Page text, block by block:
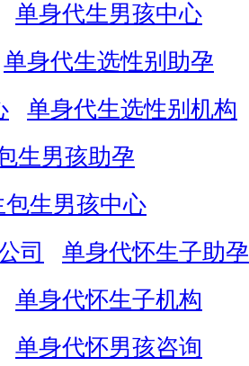
单身代生男孩中心
单身代生选性别助孕
单身代生选性别机构
生男孩助孕
生男孩中心
司
单身代怀生子助孕
单身代怀生子机构
单身代怀男孩咨询